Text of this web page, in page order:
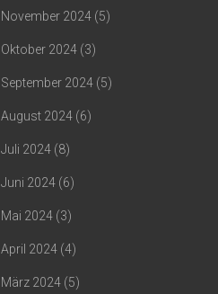
November 2024 (5)
Oktober 2024 (3)
September 2024 (5)
August 2024 (6)
Juli 2024 (8)
Juni 2024 (6)
Mai 2024 (3)
April 2024 (4)
März 2024 (5)